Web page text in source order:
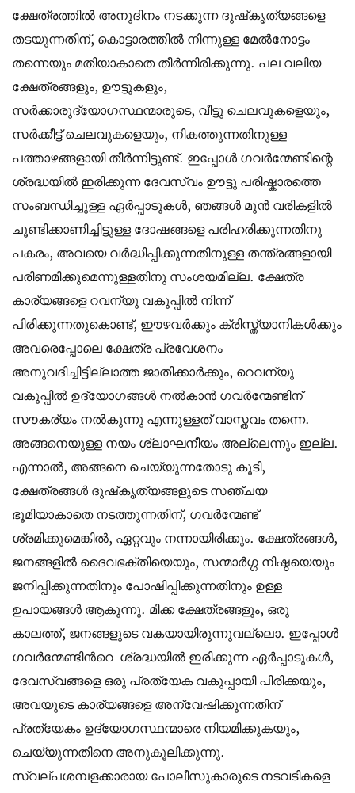
ക്ഷേത്രത്തിൽ അനുദിനം നടക്കുന്ന ദുഷ്‌കൃത്യങ്ങളെ
തടയുന്നതിന്, കൊട്ടാരത്തിൽ നിന്നുള്ള മേൽനോട്ടം
തന്നെയും മതിയാകാതെ തീർന്നിരിക്കുന്നു. പല വലിയ
ക്ഷേത്രങ്ങളും, ഊട്ടുകളും,
സർക്കാരുദ്യോഗസ്ഥന്മാരുടെ, വീട്ടു ചെലവുകളെയും,
സർക്കീട്ട് ചെലവുകളെയും, നികത്തുന്നതിനുള്ള
പത്താഴങ്ങളായി തീർന്നിട്ടുണ്ട്. ഇപ്പോൾ ഗവര്‍ന്മേണ്ടിന്റെ
ശ്രദ്ധയിൽ ഇരിക്കുന്ന ദേവസ്വം ഊട്ടു പരിഷ്കാരത്തെ
സംബന്ധിച്ചുള്ള ഏർപ്പാടുകൾ, ഞങ്ങൾ മുൻ വരികളിൽ
ചൂണ്ടിക്കാണിച്ചിട്ടുള്ള ദോഷങ്ങളെ പരിഹരിക്കുന്നതിനു
പകരം, അവയെ വർദ്ധിപ്പിക്കുന്നതിനുള്ള തന്ത്രങ്ങളായി
പരിണമിക്കുമെന്നുള്ളതിനു സംശയമില്ല. ക്ഷേത്ര
കാര്യങ്ങളെ റവന്യു വകുപ്പിൽ നിന്ന്
പിരിക്കുന്നതുകൊണ്ട്, ഈഴവർക്കും ക്രിസ്ത്യാനികൾക്കും
അവരെപ്പോലെ ക്ഷേത്ര പ്രവേശനം
അനുവദിച്ചിട്ടില്ലാത്ത ജാതിക്കാർക്കും, റെവന്യു
വകുപ്പിൽ ഉദ്യോഗങ്ങൾ നൽകാൻ ഗവര്‍ന്മേണ്ടിന്
സൗകര്യം നൽകുന്നു എന്നുള്ളത് വാസ്തവം തന്നെ.
അങ്ങനെയുള്ള നയം ശ്ലാഘനീയം അല്ലെന്നും ഇല്ല.
എന്നാൽ, അങ്ങനെ ചെയ്യുന്നതോടു കൂടി,
ക്ഷേത്രങ്ങൾ ദുഷ്‌കൃത്യങ്ങളുടെ സഞ്ചയ
ഭൂമിയാകാതെ നടത്തുന്നതിന്, ഗവര്‍ന്മേണ്ട്
ശ്രമിക്കുമെങ്കിൽ, ഏറ്റവും നന്നായിരിക്കും. ക്ഷേത്രങ്ങൾ,
ജനങ്ങളിൽ ദൈവഭക്തിയെയും, സന്മാർഗ്ഗ നിഷ്ഠയെയും
ജനിപ്പിക്കുന്നതിനും പോഷിപ്പിക്കുന്നതിനും ഉള്ള
ഉപായങ്ങൾ ആകുന്നു. മിക്ക ക്ഷേത്രങ്ങളും, ഒരു
കാലത്ത്, ജനങ്ങളുടെ വകയായിരുന്നുവല്ലൊ. ഇപ്പോൾ
ഗവര്‍ന്മേണ്ടിന്‍റെ ശ്രദ്ധയിൽ ഇരിക്കുന്ന ഏർപ്പാടുകൾ,
ദേവസ്വങ്ങളെ ഒരു പ്രത്യേക വകുപ്പായി പിരിക്കയും,
അവയുടെ കാര്യങ്ങളെ അന്വേഷിക്കുന്നതിന്
പ്രത്യേകം ഉദ്യോഗസ്ഥന്മാരെ നിയമിക്കുകയും,
ചെയ്യുന്നതിനെ അനുകൂലിക്കുന്നു.
സ്വല്പശമ്പളക്കാരായപോലീസുകാരുടെ നടവടികളെ